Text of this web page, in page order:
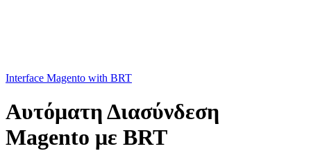
Interface Magento with BRT
Αυτόματη Διασύνδεση
Magento με BRT